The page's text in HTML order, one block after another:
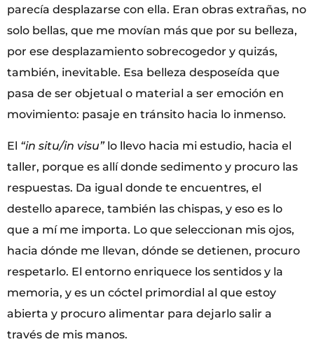
parecía desplazarse con ella. Eran obras extrañas, no
solo bellas, que me movían más que por su belleza,
por ese desplazamiento sobrecogedor y quizás,
también, inevitable. Esa belleza desposeída que
pasa de ser objetual o material a ser emoción en
movimiento: pasaje en tránsito hacia lo inmenso.
El “in situ/in visu”lo llevo hacia mi estudio, hacia el
taller, porque es allí donde sedimento y procuro las
respuestas. Da igual donde te encuentres, el
destello aparece, también las chispas, y eso es lo
que a mí me importa. Lo que seleccionan mis ojos,
hacia dónde me llevan, dónde se detienen, procuro
respetarlo. El entorno enriquece los sentidos y la
memoria, y es un cóctel primordial al que estoy
abierta y procuro alimentar para dejarlo salir a
través de mis manos.